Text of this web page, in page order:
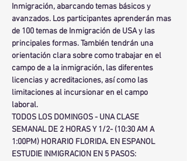
Inmigración, abarcando temas básicos y
avanzados. Los participantes aprenderán mas
de 100 temas de Inmigración de USA y las
principales formas. También tendrán una
orientación clara sobre como trabajar en el
campo de a la inmigración, las diferentes
licencias y acreditaciones, así como las
limitaciones al incursionar en el campo
laboral.
TODOS LOS DOMINGOS - UNA CLASE
SEMANAL DE 2 HORAS Y 1/2- (10:30 AM A
1:00PM) HORARIO FLORIDA. EN ESPANOL
ESTUDIE INMIGRACION EN 5 PASOS: